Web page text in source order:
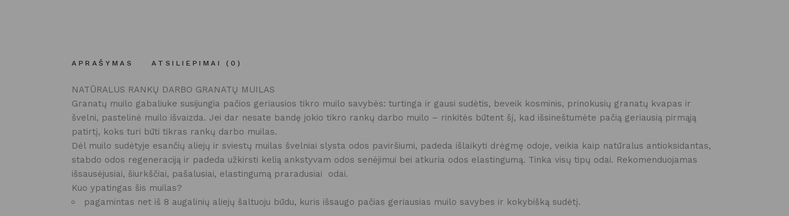
APRAŠYMAS ATSILIEPIMAI (0)
NATŪRALUS RANKŲ DARBO GRANATŲ MUILAS
Granatų muilo gabaliuke susijungia pačios geriausios tikro muilo savybės: turtinga ir gausi sudėtis, beveik kosminis, prinokusių granatų kvapas ir
švelni, pastelinė muilo išvaizda. Jei dar nesate bandę jokio tikro rankų darbo muilo – rinkitės būtent šį, kad išsineštumėte pačią geriausią pirmąją
patirtį, koks turi būti tikras rankų darbo muilas.
Dėl muilo sudėtyje esančių aliejų ir sviestų muilas švelniai slysta odos paviršiumi, padeda išlaikyti drėgmę odoje, veikia kaip natūralus antioksidantas,
stabdo odos regeneraciją ir padeda užkirsti kelią ankstyvam odos senėjimui bei atkuria odos elastingumą. Tinka visų tipų odai. Rekomenduojamas
išsausėjusiai, šiurkščiai, pašalusiai, elastingumą praradusiai odai.
Kuo ypatingas šis muilas?
pagamintas net iš 8 augalinių aliejų šaltuoju būdu, kuris išsaugo pačias geriausias muilo savybes ir kokybišką sudėtį.